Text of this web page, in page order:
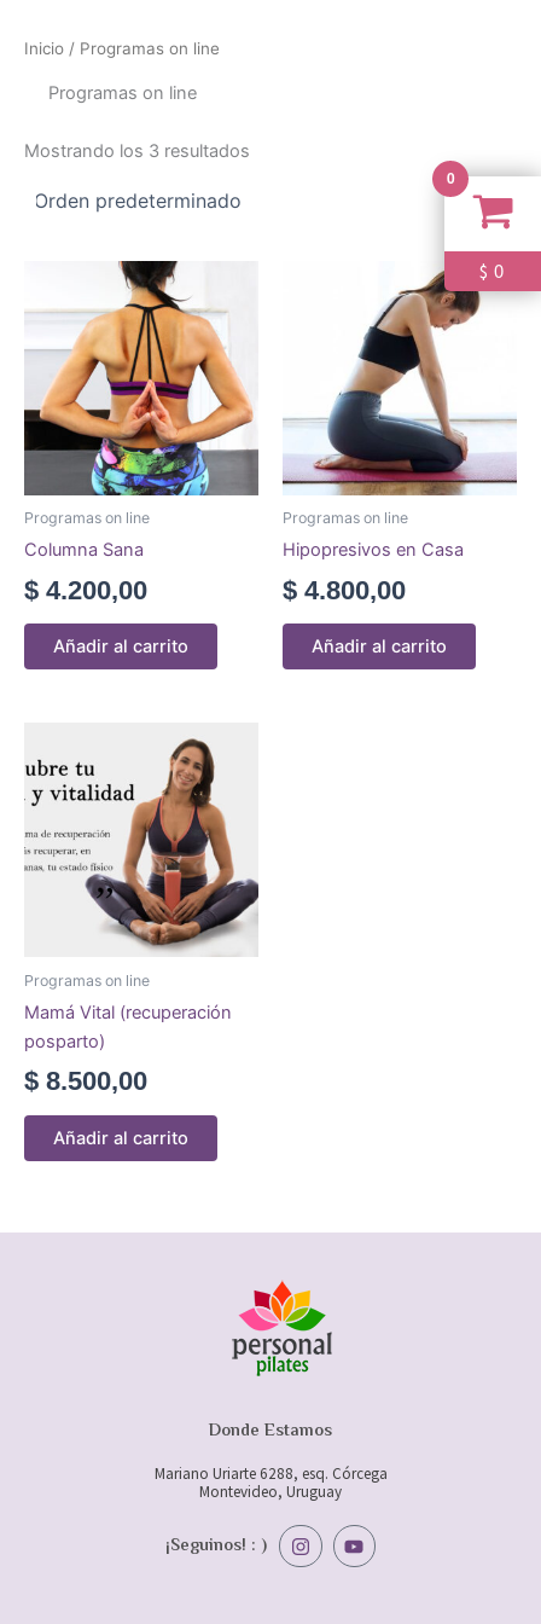
Inicio / Programas on line
Programas on line
Mostrando los 3 resultados
Programas on line
Columna Sana
$ 4.200,00
Añadir al carrito
Programas on line
Hipopresivos en Casa
$ 4.800,00
Añadir al carrito
Programas on line
Mamá Vital (recuperación
posparto)
$ 8.500,00
Añadir al carrito
Donde Estamos
Mariano Uriarte 6288, esq. Córcega
Montevideo, Uruguay
¡Seguinos! : )
I
n
s
Y
o
u
0
$ 0